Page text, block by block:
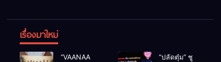
เรื่องมาใหม่
“VAANAA “ปลัดตุ๋ม” ชู